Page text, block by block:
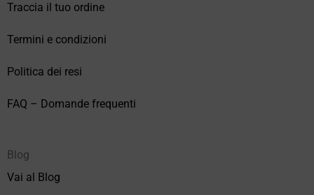
Traccia il tuo ordine
Termini e condizioni
Politica dei resi
FAQ – Domande frequenti
Blog
Vai al Blog